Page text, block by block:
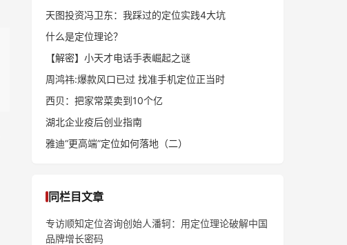
天图投资冯卫东：我踩过的定位实践4大坑
什么是定位理论？
【解密】小天才电话手表崛起之谜
周鸿祎:爆款风口已过 找准手机定位正当时
西贝：把家常菜卖到10个亿
湖北企业疫后创业指南
雅迪“更高端”定位如何落地（二）
同栏目文章
专访顺知定位咨询创始人潘轲：用定位理论破解中国
品牌增长密码